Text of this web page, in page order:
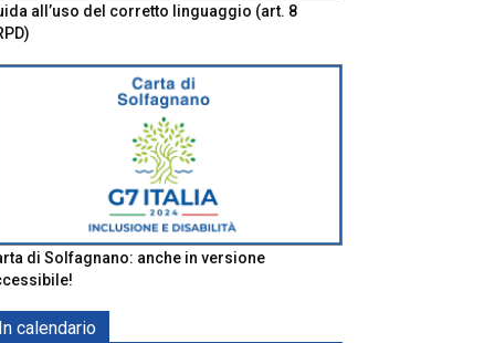
all’uso del corretto linguaggio (art. 8
di Solfagnano: anche in versione
In calendario